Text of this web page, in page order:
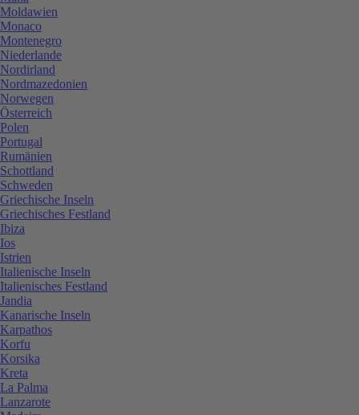
Moldawien
Monaco
Montenegro
Niederlande
Nordirland
Nordmazedonien
Norwegen
Österreich
Polen
Portugal
Rumänien
Schottland
Schweden
Griechische Inseln
Griechisches Festland
Ibiza
Ios
Istrien
Italienische Inseln
Italienisches Festland
Jandia
Kanarische Inseln
Karpathos
Korfu
Korsika
Kreta
La Palma
Lanzarote